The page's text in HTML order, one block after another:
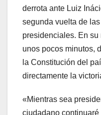
derrota ante Luiz
segunda vuelta de
presidenciales. En
unos pocos minutos,
la Constitución del
directamente la
«Mientras sea
ciudadano